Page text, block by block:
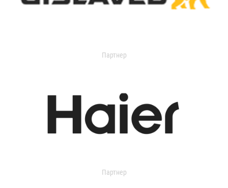
Партнер
Партнер